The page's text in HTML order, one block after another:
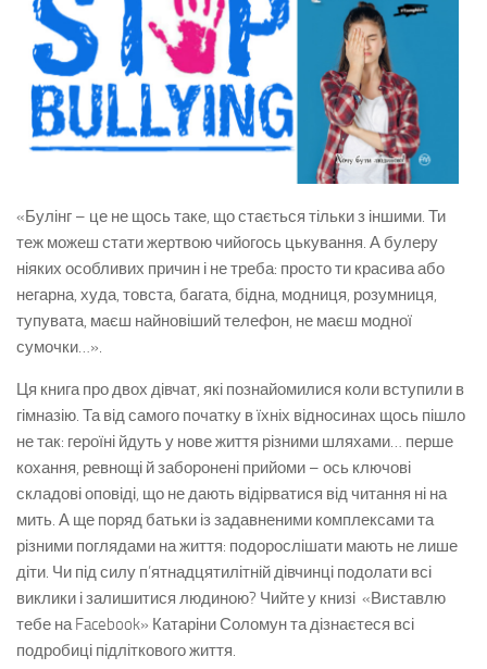
«Булінг – це не щось таке, що стається тільки з іншими. Ти
теж можеш стати жертвою чийогось цькування. А булеру
ніяких особливих причин і не треба: просто ти красива або
негарна, худа, товста, багата, бідна, модниця, розумниця,
тупувата, маєш найновіший телефон, не маєш модної
сумочки…».
Ця книга про двох дівчат, які познайомилися коли вступили в
гімназію. Та від самого початку в їхніх відносинах щось пішло
не так: героїні йдуть у нове життя різними шляхами… перше
кохання, ревнощі й заборонені прийоми – ось ключові
складові оповіді, що не дають відірватися від читання ні на
мить. А ще поряд батьки із задавненими комплексами та
різними поглядами на життя: подорослішати мають не лише
діти. Чи під силу п’ятнадцятилітній дівчинці подолати всі
виклики і залишитися людиною? Чийте у книзі «Виставлю
тебе на Facebook» Катаріни Соломун та дізнаєтеся всі
подробиці підліткового життя.